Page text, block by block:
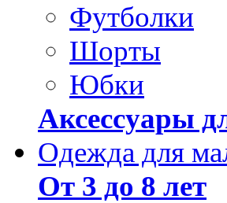
Футболки
Шорты
Юбки
Аксессуары
Одежда для
От 3 до 8 лет